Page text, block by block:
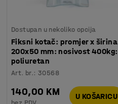
Dostupan u nekoliko opcija
Fiksni kotač: promjer x širina
200x50 mm: nosivost 400kg:
poliuretan
Art. br.:30568
140,00 KM U KOŠARICU